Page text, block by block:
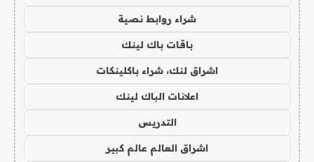
شراء روابط نصية
باقات باك لينك
اشراق لنك، شراء باكلينكات
اعلانات الباك لينك
التدريس
اشراق العالم عالم كبير